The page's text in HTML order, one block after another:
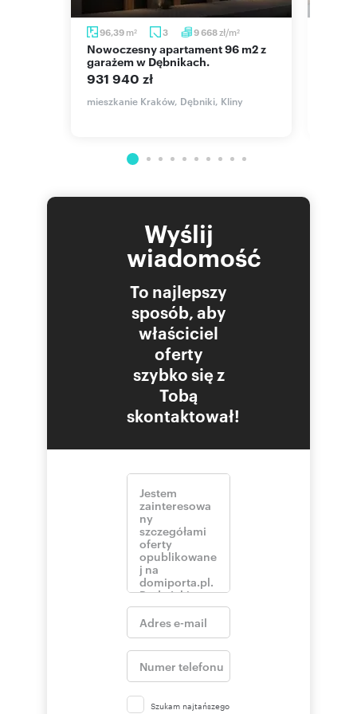
96,39 m2 3 9 668zł/m2
Nowoczesny apartament 96 m2 z
garażem w Dębnikach.
931 940 zł
mieszkanie Kraków, Dębniki, Kliny
Wyślij
wiadomość
To najlepszy
sposób, aby
właściciel
oferty
szybko się z
Tobą
skontaktował!
Szukam najtańszego